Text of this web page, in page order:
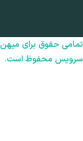
حقوق برای میهن
محفوظ است.